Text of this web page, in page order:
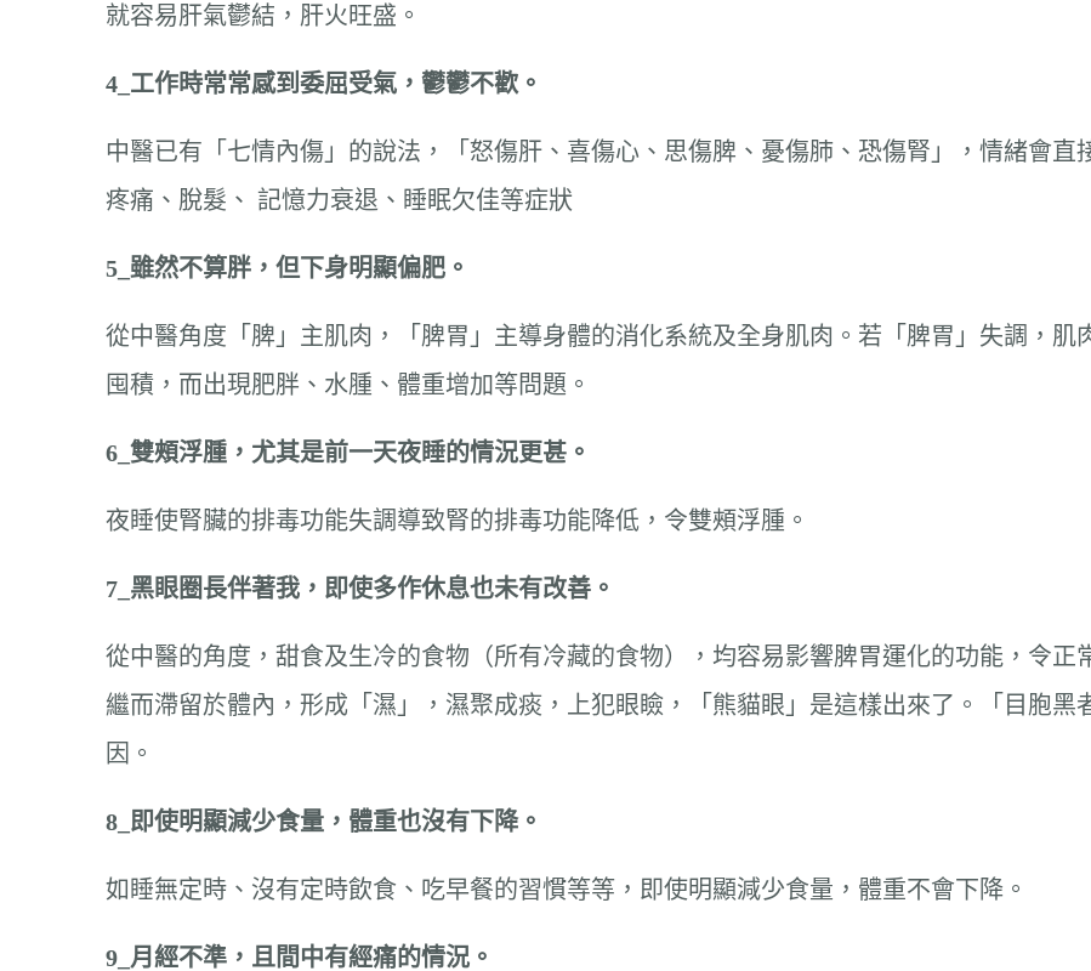
就容易肝氣鬱結，肝火旺盛。
4_ 工作時常常感到委屈受氣，鬱鬱不歡。
中醫已有「七情內傷」的說法，「怒傷肝、喜傷心、思傷脾、憂傷肺、恐傷腎」，情緒會
疼痛、脫髮、 記憶力衰退、睡眠欠佳等症狀
5_ 雖然不算胖，但下身明顯偏肥。
從中醫角度「脾」主肌肉，「脾胃」主導身體的消化系統及全身肌肉。若「脾胃」失調，
囤積，而出現肥胖、水腫、體重增加等問題。
6_ 雙頰浮腫，尤其是前一天夜睡的情況更甚。
夜睡使腎臟的排毒功能失調導致腎的排毒功能降低，令雙頰浮腫。
7_ 黑眼圈長伴著我，即使多作休息也未有改善。
從中醫的角度，甜食及生冷的食物（所有冷藏的食物），均容易影響脾胃運化的功能，令正
繼而滯留於體內，形成「濕」，濕聚成痰，上犯眼瞼，「熊貓眼」是這樣出來了。「目胞黑
因。
8_ 即使明顯減少食量，體重也沒有下降。
如睡無定時、沒有定時飲食、吃早餐的習慣等等，即使明顯減少食量，體重不會下降。
9_ 月經不準，且間中有經痛的情況。